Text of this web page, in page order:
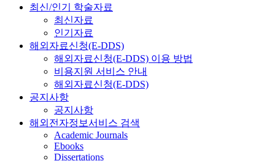
최신/인기 학술자료
최신자료
인기자료
해외자료신청(E-DDS)
해외자료신청(E-DDS) 이용 방법
비용지원 서비스 안내
해외자료신청(E-DDS)
공지사항
공지사항
해외전자정보서비스 검색
Academic Journals
Ebooks
Dissertations